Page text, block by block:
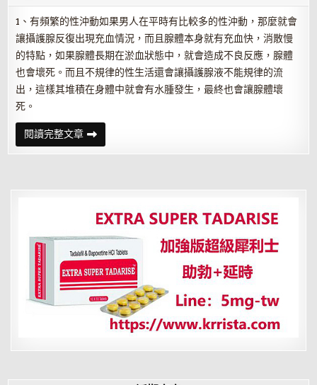
1、有頻繁的性沖動如果男人在平時有比較多的性沖動，那麼就會
讓攝護腺反復出現充血情況，而且腺體本身就有充血快，消散慢
的特點，如果腺體長期在淤血狀態中，就會造成不良反應，腺體
也會壞死。而且不規律的性生活還會讓攝護腺液不能規律的流
出，這樣其堆積在身體中就會有水腫發生，最終也會讓腺體壞
死。
閱讀完整文章攝
護
腺
什
越
來
越
嚴
重？
可
能
你
常
個